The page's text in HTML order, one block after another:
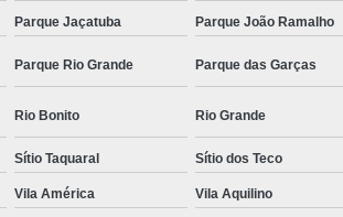
Parque Jaçatuba Parque João Ramalho
Parque Rio Grande Parque das Garças
Rio Bonito Rio Grande
Sítio Taquaral Sítio dos Teco
Vila América Vila Aquilino